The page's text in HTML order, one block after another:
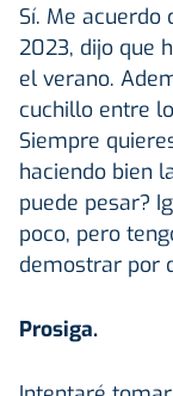
Sí. Me acuerdo
2023, dijo que
el verano.
cuchillo entre
Siempre
haciendo bien
puede pesar?
poco, pero
demostrar por
Prosiga.